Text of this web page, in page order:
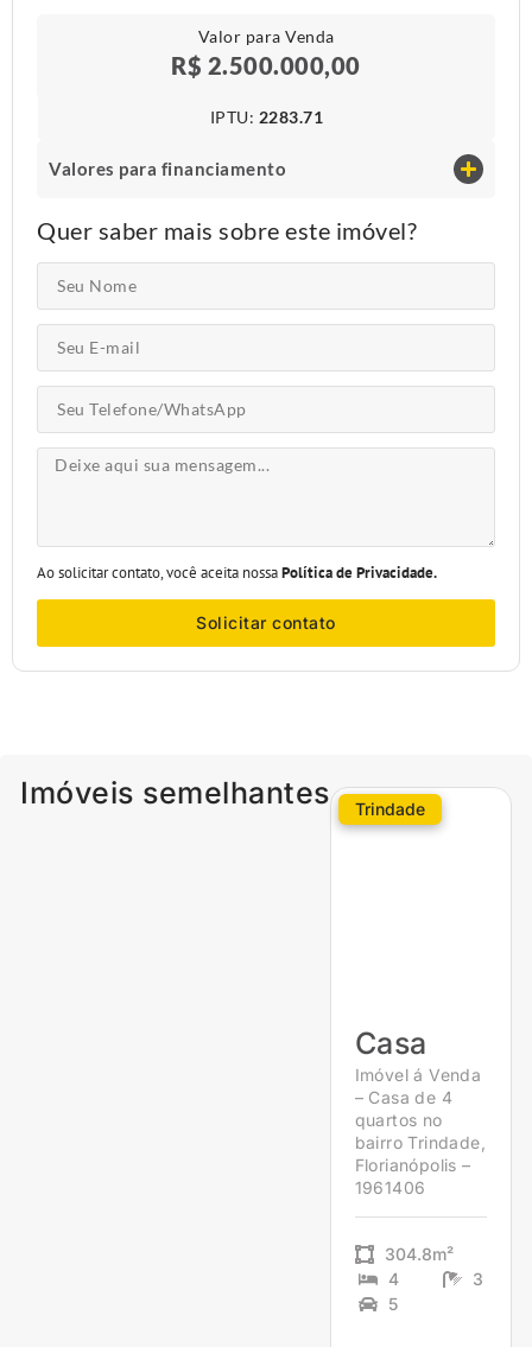
Valor para Venda
R$ 2.500.000,00
IPTU​: 2283.71
Valores para financiamento
Quer saber mais sobre este imóvel?
Ao solicitar contato, você aceita nossaPolítica de Privacidade.
Solicitar contato
Imóveis semelhantes Trindade
Casa
Imóvel á Venda
– Casa de 4
quartos no
bairro Trindade,
Florianópolis –
1961406
304.8m²
4
3
5